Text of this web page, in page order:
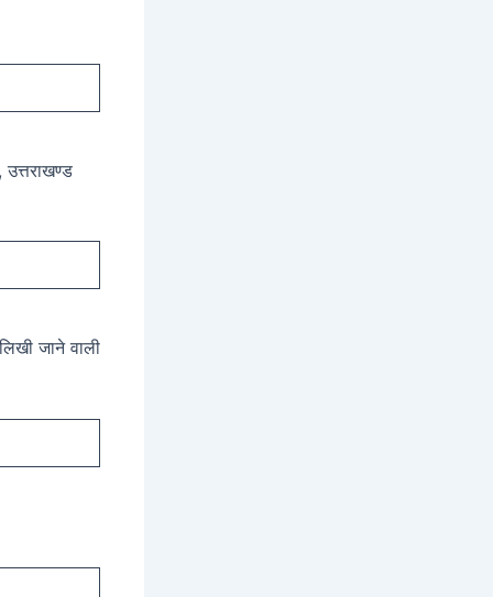
उत्तराखण्ड
जाने वाली